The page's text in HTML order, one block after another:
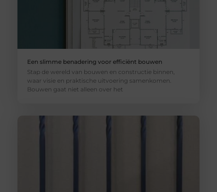
Een slimme benadering voor efficiënt bouwen
Stap de wereld van bouwen en constructie binnen,
waar visie en praktische uitvoering samenkomen.
Bouwen gaat niet alleen over het